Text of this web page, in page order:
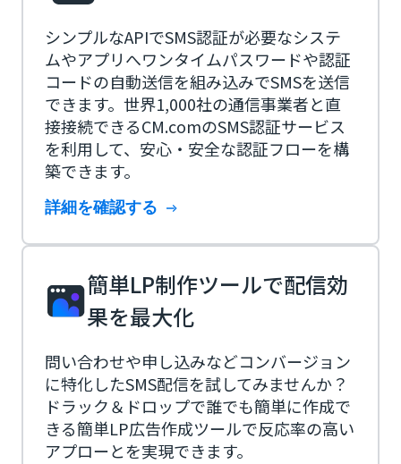
シンプルなAPIでSMS認証が必要なシステ
ムやアプリへワンタイムパスワードや認証
コードの自動送信を組み込みでSMSを送信
できます。世界1,000社の通信事業者と直
接接続できるCM.comのSMS認証サービス
を利用して、安心・安全な認証フローを構
築できます。
詳細を確認する
簡単LP制作ツールで配信効
果を最大化
問い合わせや申し込みなどコンバージョン
に特化したSMS配信を試してみませんか？
ドラック＆ドロップで誰でも簡単に作成で
きる簡単LP広告作成ツールで反応率の高い
アプローとを実現できます。